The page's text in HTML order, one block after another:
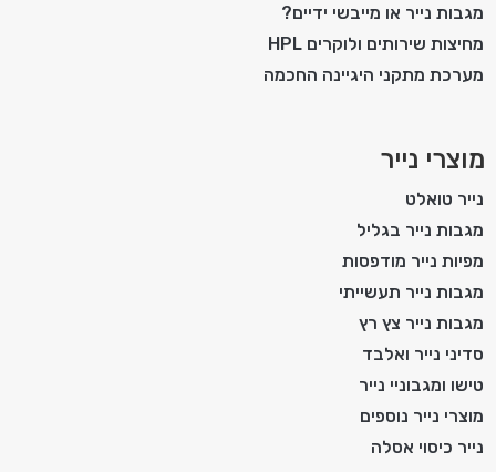
מגבות נייר או מייבשי ידיים?
מחיצות שירותים ולוקרים HPL
מערכת מתקני היגיינה החכמה
מוצרי נייר
נייר טואלט
מגבות נייר בגליל
מפיות נייר מודפסות
מגבות נייר תעשייתי
מגבות נייר צץ רץ
סדיני נייר ואלבד
טישו ומגבוניי נייר
מוצרי נייר נוספים
נייר כיסוי אסלה